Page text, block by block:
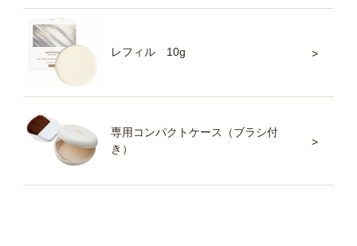
レフィル 10g
専用コンパクトケース（ブラシ付
き）